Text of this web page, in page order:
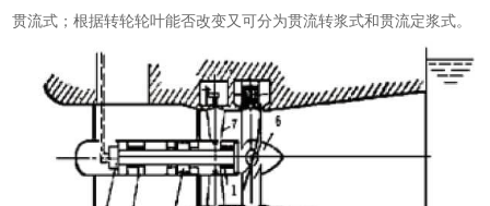
贯流式；根据转轮轮叶能否改变又可分为贯流转浆式和贯流定浆式。